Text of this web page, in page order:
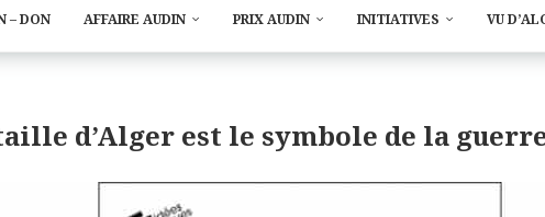
– DON AFFAIRE AUDIN PRIX AUDIN INITIATIVES VU
d’Alger est le symbole de la